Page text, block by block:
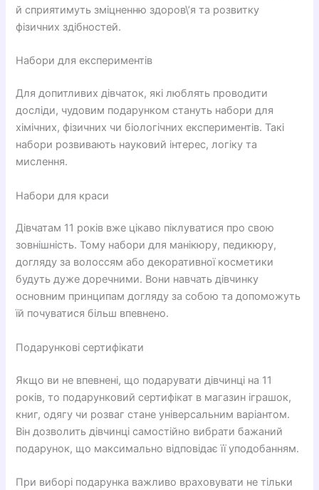
й сприятимуть зміцненню здоров\’я та розвитку
фізичних здібностей.
Набори для експериментів
Для допитливих дівчаток, які люблять проводити
досліди, чудовим подарунком стануть набори для
хімічних, фізичних чи біологічних експериментів. Такі
набори розвивають науковий інтерес, логіку та
мислення.
Набори для краси
Дівчатам 11 років вже цікаво піклуватися про свою
зовнішність. Тому набори для манікюру, педикюру,
догляду за волоссям або декоративної косметики
будуть дуже доречними. Вони навчать дівчинку
основним принципам догляду за собою та допоможуть
їй почуватися більш впевнено.
Подарункові сертифікати
Якщо ви не впевнені, що подарувати дівчинці на 11
років, то подарунковий сертифікат в магазин іграшок,
книг, одягу чи розваг стане універсальним варіантом.
Він дозволить дівчинці самостійно вибрати бажаний
подарунок, що максимально відповідає її уподобанням.
При виборі подарунка важливо враховувати не тільки